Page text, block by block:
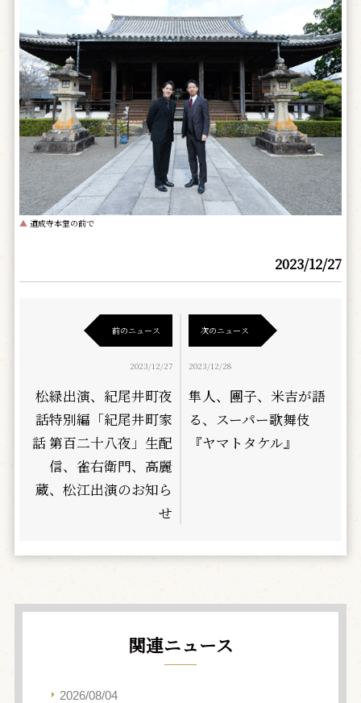
▲ 道成寺本堂の前で
2023/12/27
前のニュース
2023/12/27
松緑出演、紀尾井町夜
話特別編「紀尾井町家
話 第百二十八夜」生配
信、雀右衛門、高麗
蔵、松江出演のお知ら
せ
次のニュース
2023/12/28
隼人、團子、米吉が語
る、スーパー歌舞伎
『ヤマトタケル』
関連ニュース
2026/08/04